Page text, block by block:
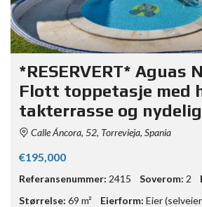
*RESERVERT* Aguas
Flott toppetasje med
takterrasse og
Calle Áncora, 52, Torrevieja, Spania
€195,000
Referansenummer: 2415 Soverom: 2
Størrelse: 69 m² Eierform: Eier